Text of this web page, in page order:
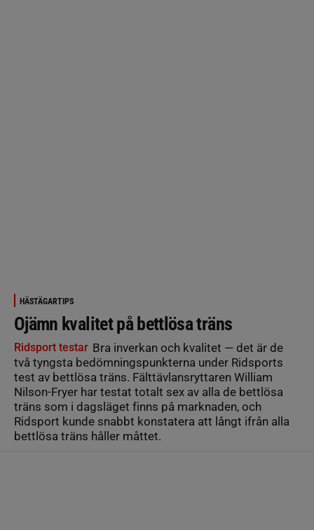
HÄSTÄGARTIPS
Ojämn kvalitet på bettlösa träns
Ridsport testar Bra inverkan och kvalitet — det är de
två tyngsta bedömningspunkterna under Ridsports
test av bettlösa träns. Fälttävlansryttaren William
Nilson-Fryer har testat totalt sex av alla de bettlösa
träns som i dagsläget finns på marknaden, och
Ridsport kunde snabbt konstatera att långt ifrån alla
bettlösa träns håller måttet.